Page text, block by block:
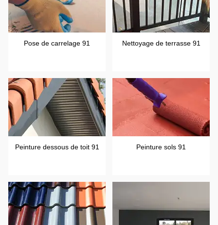
Pose de carrelage 91 Nettoyage de terrasse 91
Peinture dessous de toit 91 Peinture sols 91